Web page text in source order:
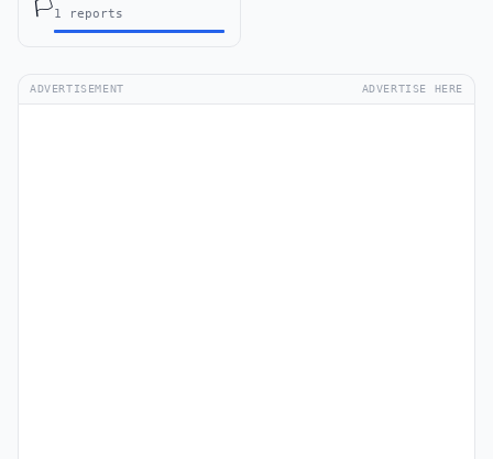
🏳️1 reports
ADVERTISEMENT ADVERTISE HERE